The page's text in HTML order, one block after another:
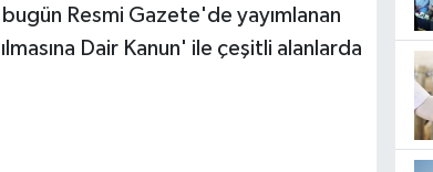
Resmi Gazete'de yayımlanan
Dair Kanun' ile çeşitli alanlarda